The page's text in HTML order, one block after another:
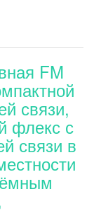
FM
связи,
флекс с
связи в